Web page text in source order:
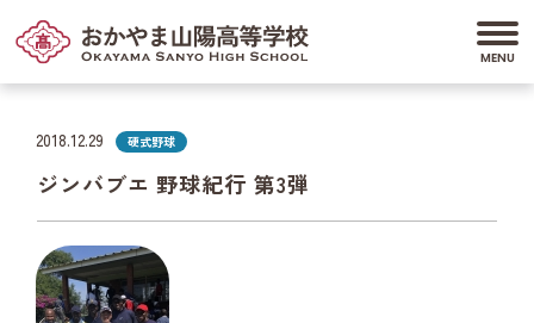
2018.12.29 硬式野球
ジンバブエ 野球紀行 第3弾